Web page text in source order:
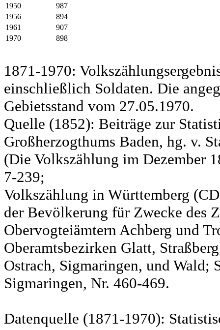
1950
987
1956
894
1961
907
1970
898
1871-1970:
einschließlich Soldaten. Die
Gebietsstand vom 27.05.1970.
Quelle (1852): Beiträge zur
Großherzogthums Baden, hg. v.
(Die Volkszählung im Dezember
7-239;
Volkszählung in Württemberg
der Bevölkerung für Zwecke des
Obervogteiämtern Achberg und
Oberamtsbezirken Glatt,
Ostrach, Sigmaringen, und Wald;
Sigmaringen, Nr. 460-469.
Datenquelle (1871-1970):